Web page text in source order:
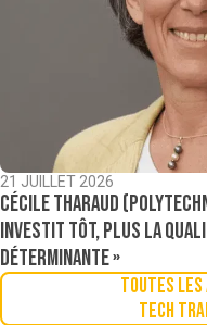
21 JUILLET 2026
Cécile Tharaud
investit tôt, plus la
déterminante »
Toutes
Tech